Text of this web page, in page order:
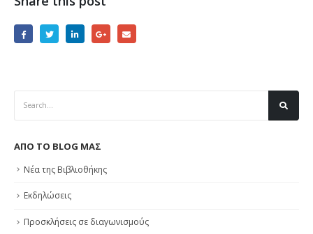
ΑΠΟ ΤΟ BLOG ΜΑΣ
Νέα της Βιβλιοθήκης
Εκδηλώσεις
Προσκλήσεις σε διαγωνισμούς